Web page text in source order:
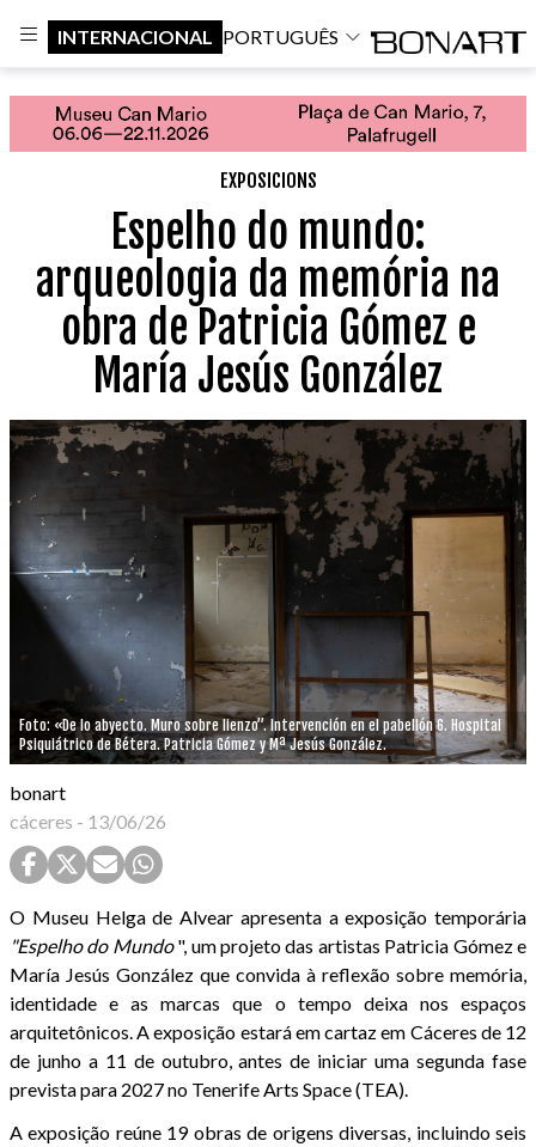
INTERNACIONAL PORTUGUÊS
EXPOSICIONS
Espelho do mundo:
arqueologia da memória na
obra de Patricia Gómez e
María Jesús González
Foto: «De lo abyecto. Muro sobre lienzo”. Intervención en el pabellón 6. Hospital
Psiquiátrico de Bétera. Patricia Gómez y Mª Jesús González.
bonart
cáceres - 13/06/26
O Museu Helga de Alvear apresenta a exposição temporária
"Espelho do Mundo", um projeto das artistas Patricia Gómez e
María Jesús González que convida à reflexão sobre memória,
identidade e as marcas que o tempo deixa nos espaços
arquitetônicos. A exposição estará em cartaz em Cáceres de 12
de junho a 11 de outubro, antes de iniciar uma segunda fase
prevista para 2027 no Tenerife Arts Space (TEA).
A exposição reúne 19 obras de origens diversas, incluindo seis